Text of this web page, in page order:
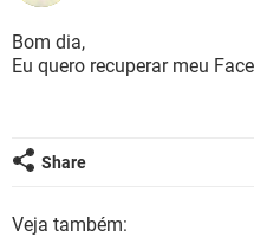
GUIA DE COMPRAS
INSTAGRAM
GUIA DE COMPRAS
CELULAR
OUTLOOK
JOGOS
CELULAR
INSTAGRAM
Bom dia,
Eu quero recuperar meu
Share
Veja também: